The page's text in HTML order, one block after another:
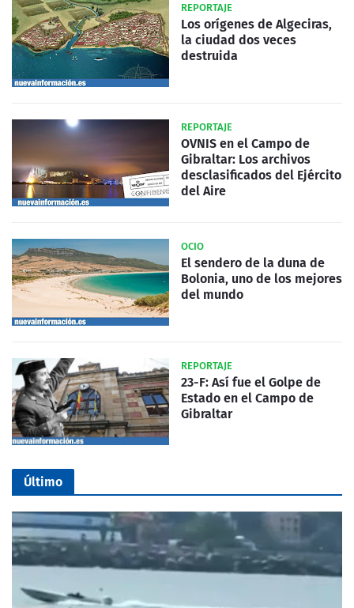
REPORTAJE
Los orígenes de Algeciras,
la ciudad dos veces
destruida
REPORTAJE
OVNIS en el Campo de
Gibraltar: Los archivos
desclasificados del Ejército
del Aire
OCIO
El sendero de la duna de
Bolonia, uno de los mejores
del mundo
REPORTAJE
23-F: Así fue el Golpe de
Estado en el Campo de
Gibraltar
Último